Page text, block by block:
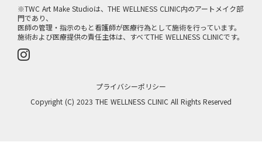
※TWC Art Make Studioは、THE WELLNESS CLINIC内のアートメイク部
門であり、
医師の管理・指示のもと看護師が医療行為として施術を行っています。
施術および医療提供の責任主体は、すべてTHE WELLNESS CLINICです。
プライバシーポリシー
Copyright (C) 2023 THE WELLNESS CLINIC All Rights Reserved